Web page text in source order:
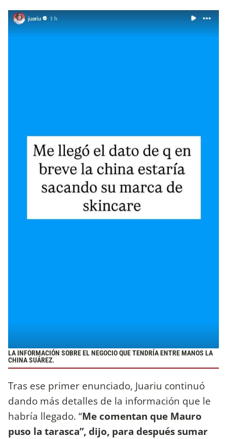
LA INFORMACIÓN SOBRE EL NEGOCIO QUE TENDRÍA ENTRE MANOS LA
CHINA SUÁREZ.
Tras ese primer enunciado, Juariu continuó
dando más detalles de la información que le
habría llegado. “Me comentan que Mauro
puso la tarasca”, dijo, para después sumar